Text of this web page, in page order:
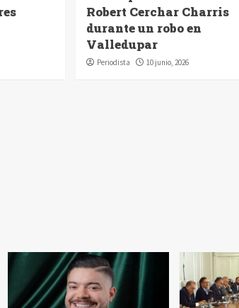
Robert Cerchar Charris
durante un robo en
Valledupar
Periodista 10 junio, 2026